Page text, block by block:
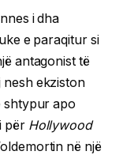
i dha
e paraqitur si
antagonist të
nesh ekziston
shtypur apo
për Hollywood
në një